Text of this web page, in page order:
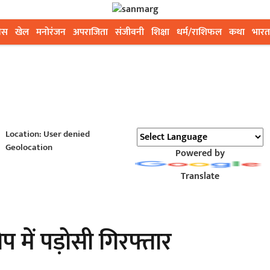
खेल मनोरंजन अपराजिता संजीवनी शिक्षा धर्म/राशिफल कथा भारत
Location: User denied
Geolocation
Powered by
Translate
में पड़ोसी गिरफ्तार